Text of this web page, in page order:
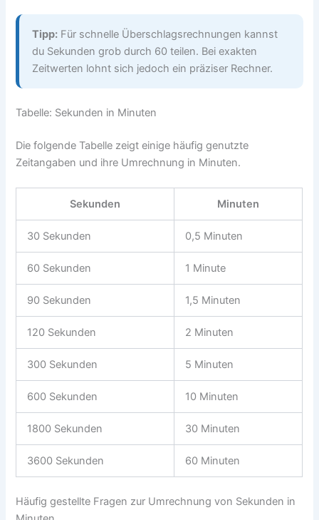
Tipp: Für schnelle Überschlagsrechnungen kannst
du Sekunden grob durch 60 teilen. Bei exakten
Zeitwerten lohnt sich jedoch ein präziser Rechner.
Tabelle: Sekunden in Minuten
Die folgende Tabelle zeigt einige häufig genutzte
Zeitangaben und ihre Umrechnung in Minuten.
Sekunden Minuten
30 Sekunden 0,5 Minuten
60 Sekunden 1 Minute
90 Sekunden 1,5 Minuten
120 Sekunden 2 Minuten
300 Sekunden 5 Minuten
600 Sekunden 10 Minuten
1800 Sekunden 30 Minuten
3600 Sekunden 60 Minuten
Häufig gestellte Fragen zur Umrechnung von Sekunden in